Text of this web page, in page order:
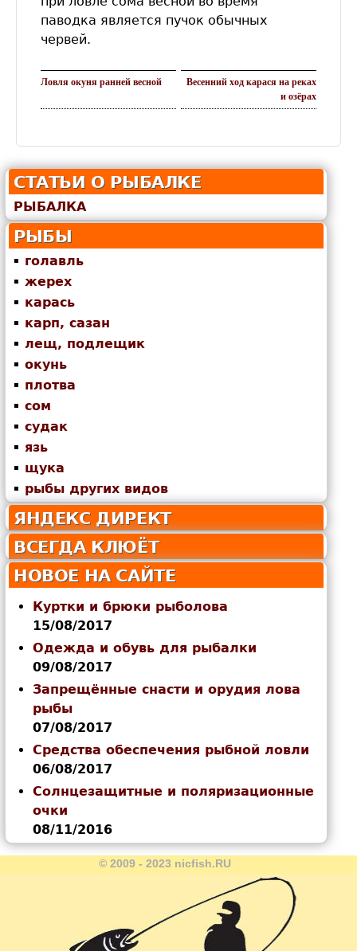
паводка является пучок обычных
червей.
Ловля окуня ранней весной
Весенний ход карася на реках
и озёрах
СТАТЬИ О РЫБАЛКЕ
РЫБАЛКА
РЫБЫ
голавль
жерех
карась
карп, сазан
лещ, подлещик
окунь
плотва
сом
судак
язь
щука
рыбы других видов
ЯНДЕКС ДИРЕКТ
ВСЕГДА КЛЮЁТ
НОВОЕ НА САЙТЕ
Куртки и брюки рыболова
15/08/2017
Одежда и обувь для рыбалки
09/08/2017
Запрещённые снасти и орудия лова
рыбы
07/08/2017
Средства обеспечения рыбной ловли
06/08/2017
Солнцезащитные и поляризационные
очки
08/11/2016
© 2009 - 2023 nicfish.RU